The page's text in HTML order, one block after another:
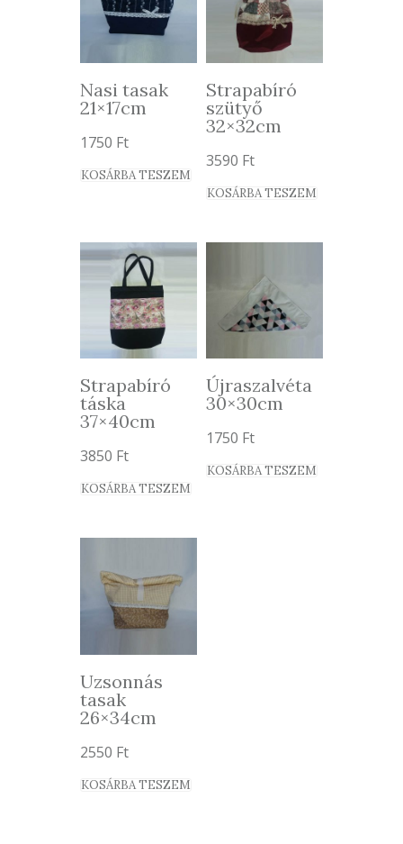
Nasi tasak
21×17cm
1750 Ft
KOSÁRBA TESZEM
Strapabíró
szütyő
32×32cm
3590 Ft
KOSÁRBA TESZEM
Strapabíró
táska
37×40cm
3850 Ft
KOSÁRBA TESZEM
Újraszalvéta
30×30cm
1750 Ft
KOSÁRBA TESZEM
Uzsonnás
tasak
26×34cm
2550 Ft
KOSÁRBA TESZEM